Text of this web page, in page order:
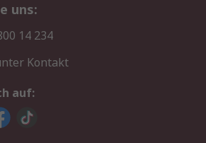
uns:
14 234
Kontakt
auf: